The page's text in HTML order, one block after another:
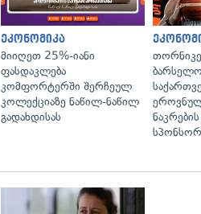
ეკონომიკა
მიიღეთ 25%-იანი
ფასდაკლება
კომფორტერში შერჩეულ
კოლექციაზე ნაწილ-ნაწილ
გადახდისას